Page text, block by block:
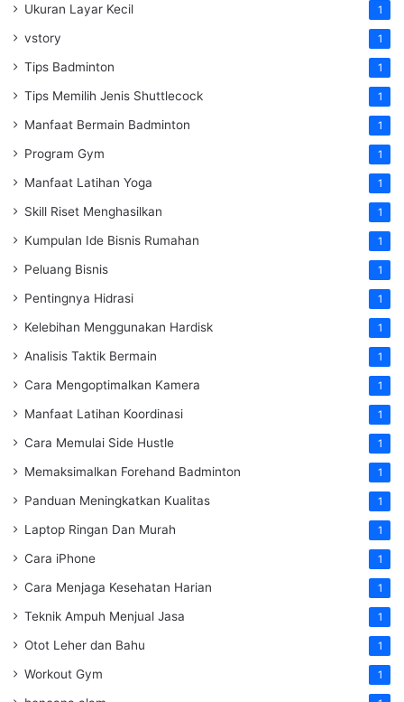
Ukuran Layar Kecil 1
vstory 1
Tips Badminton 1
Tips Memilih Jenis Shuttlecock 1
Manfaat Bermain Badminton 1
Program Gym 1
Manfaat Latihan Yoga 1
Skill Riset Menghasilkan 1
Kumpulan Ide Bisnis Rumahan 1
Peluang Bisnis 1
Pentingnya Hidrasi 1
Kelebihan Menggunakan Hardisk 1
Analisis Taktik Bermain 1
Cara Mengoptimalkan Kamera 1
Manfaat Latihan Koordinasi 1
Cara Memulai Side Hustle 1
Memaksimalkan Forehand Badminton 1
Panduan Meningkatkan Kualitas 1
Laptop Ringan Dan Murah 1
Cara iPhone 1
Cara Menjaga Kesehatan Harian 1
Teknik Ampuh Menjual Jasa 1
Otot Leher dan Bahu 1
Workout Gym 1